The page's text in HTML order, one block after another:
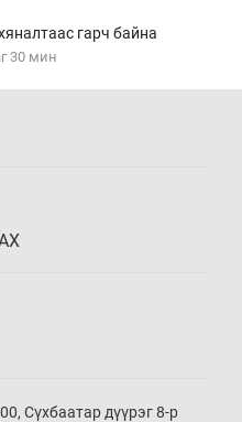
гарч байна
30 мин
00 мин
Сүхбаатар дүүрэг 8-р